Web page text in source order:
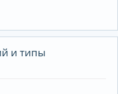
и типы